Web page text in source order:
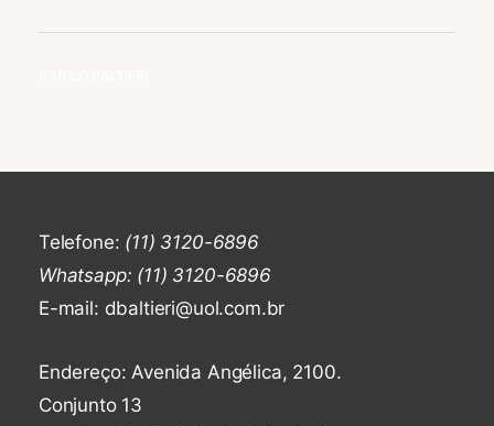
–
MEDICINA
DIREITO
PENAL
Telefone: (11) 3120-6896
Whatsapp: (11) 3120-6896
E-mail: dbaltieri@uol.com.br
Endereço: Avenida Angélica, 2100.
Conjunto 13